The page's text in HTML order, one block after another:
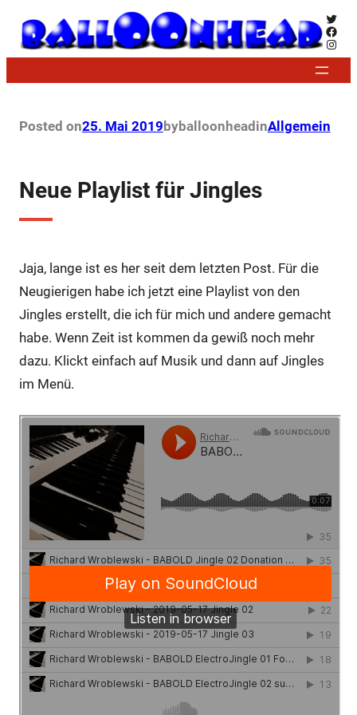
Zum
Inhalt
Posted on25. Mai 2019byballoonheadinAllgemein
Neue Playlist für Jingles
Jaja, lange ist es her seit dem letzten Post. Für die
Neugierigen habe ich jetzt eine Playlist von den
Jingles erstellt, die ich für mich und andere gemacht
habe. Wenn Zeit ist kommen da gewiß noch mehr
dazu. Klickt einfach auf Musik und dann auf Jingles
im Menü.